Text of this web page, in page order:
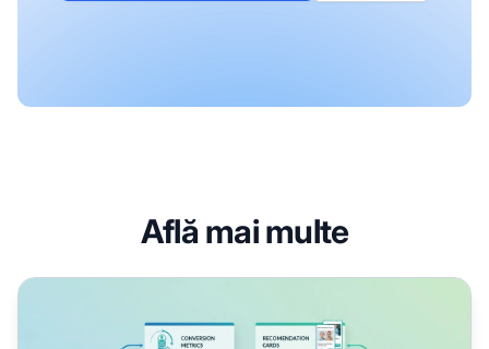
Află mai multe
Intenție de cumpărare AI